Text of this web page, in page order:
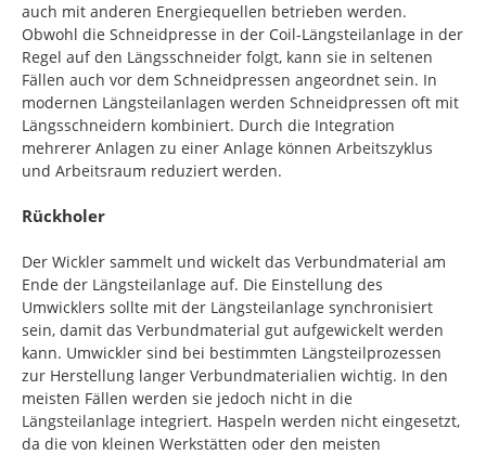
auch mit anderen Energiequellen betrieben werden.
Obwohl die Schneidpresse in der Coil-Längsteilanlage in der
Regel auf den Längsschneider folgt, kann sie in seltenen
Fällen auch vor dem Schneidpressen angeordnet sein. In
modernen Längsteilanlagen werden Schneidpressen oft mit
Längsschneidern kombiniert. Durch die Integration
mehrerer Anlagen zu einer Anlage können Arbeitszyklus
und Arbeitsraum reduziert werden.
Rückholer
Der Wickler sammelt und wickelt das Verbundmaterial am
Ende der Längsteilanlage auf. Die Einstellung des
Umwicklers sollte mit der Längsteilanlage synchronisiert
sein, damit das Verbundmaterial gut aufgewickelt werden
kann. Umwickler sind bei bestimmten Längsteilprozessen
zur Herstellung langer Verbundmaterialien wichtig. In den
meisten Fällen werden sie jedoch nicht in die
Längsteilanlage integriert. Haspeln werden nicht eingesetzt,
da die von kleinen Werkstätten oder den meisten